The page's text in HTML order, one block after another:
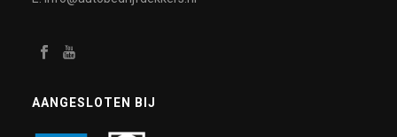
AANGESLOTEN BIJ